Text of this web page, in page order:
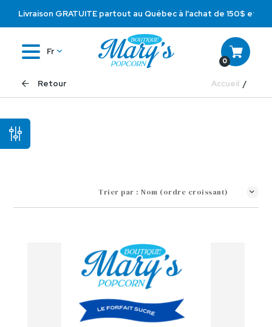
Fr
0
Retour Accueil
Trier par :Nom (ordre croissant)
Livraison GRATUITE partout au Québec à l'achat de 150$ et